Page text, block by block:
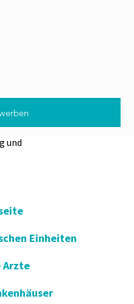
und
Einheiten
Arzte